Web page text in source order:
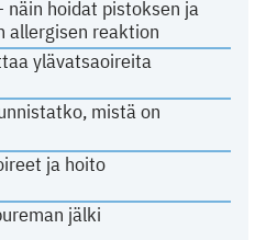
näin hoidat pistoksen ja
allergisen reaktion
ylävatsaoireita
mistä on
ja hoito
jälki